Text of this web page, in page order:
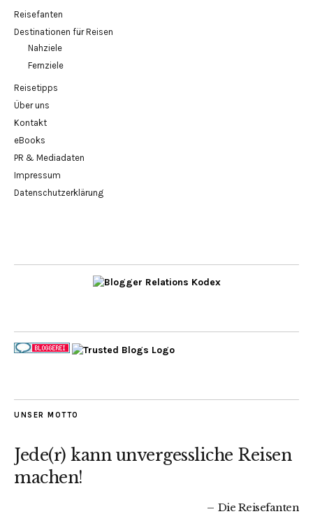
Reisefanten
Destinationen für Reisen
Nahziele
Fernziele
Reisetipps
Über uns
Kontakt
eBooks
PR & Mediadaten
Impressum
Datenschutzerklärung
UNSER MOTTO
Jede(r) kann unvergessliche Reisen
machen!
Die Reisefanten